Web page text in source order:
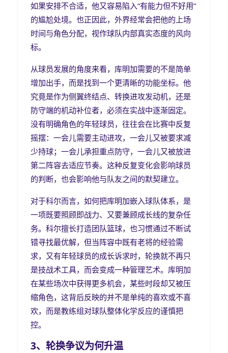
如果安排不合适，他又容易陷入“有能力但不好用”
的尴尬处境。也正因此，外界经常会把他的上场
时间与角色分配，视作球队内部真实态度的风向
标。
从球员发展的角度来看，库明加需要的不是简单
增加出手，而是找到一个更清晰的功能坐标。他
究竟是作为侧翼终结点、转换进攻发动机，还是
防守端的机动补位者，必须在实战中逐渐固定。
没有明确角色的年轻球员，往往会在比赛中反复
摇摆：一会儿需要主动进攻，一会儿又被要求减
少持球；一会儿承担重点防守，一会儿又被放进
第二阵容去适应节奏。这种反复变化会影响球员
的判断，也会影响他与队友之间的默契建立。
对于科尔而言，如何把库明加嵌入球队体系，是
一项既要照顾即战力、又要兼顾成长线的复杂任
务。科尔擅长打造团队篮球，也习惯通过不断试
错寻找最优解，但当阵容中既有老将的经验需
求，又有年轻球员的成长诉求时，轮换就不再只
是技战术工具，而会变成一种管理艺术。库明加
在某些场次中获得更多机会，某些时段却又被压
缩角色，这背后反映的并不是单纯的喜欢或不喜
欢，而是教练组对球队整体化学反应的谨慎把
控。
3、轮换争议为何升温